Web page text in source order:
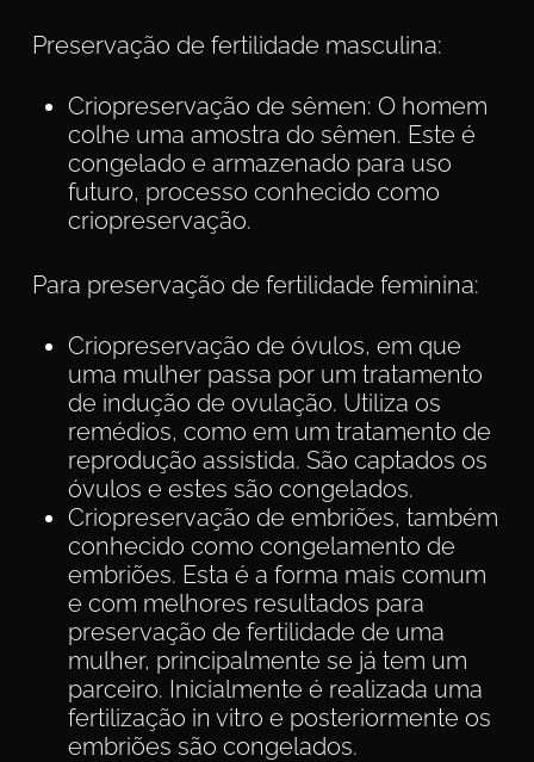
Preservação de fertilidade masculina:
Criopreservação de sêmen: O homem
colhe uma amostra do sêmen. Este é
congelado e armazenado para uso
futuro, processo conhecido como
criopreservação.
Para preservação de fertilidade feminina:
Criopreservação de óvulos, em que
uma mulher passa por um tratamento
de indução de ovulação. Utiliza os
remédios, como em um tratamento de
reprodução assistida. São captados os
óvulos e estes são congelados.
Criopreservação de embriões, também
conhecido como congelamento de
embriões. Esta é a forma mais comum
e com melhores resultados para
preservação de fertilidade de uma
mulher, principalmente se já tem um
parceiro. Inicialmente é realizada uma
fertilização in vitro e posteriormente os
embriões são congelados.